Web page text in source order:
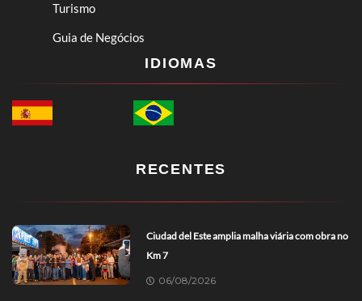
Turismo
Guia de Negócios
IDIOMAS
RECENTES
Ciudad del Este amplia malha viária com obra no
Km 7
06/08/2026